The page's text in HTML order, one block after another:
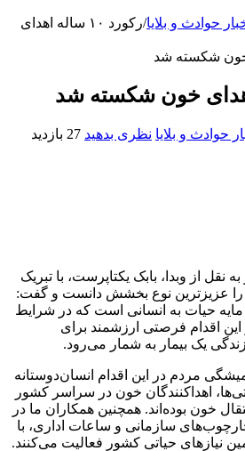
حوادث و بلایا/
رکورد ۱۰ ساله اهدای
حوادث و بلایا نظری بدهید 27 بازدید
از وبدا، بابک یکتاپرست، با تبریک
عزیزترین نوع بخشش دانست و گفت:
مایه حیات به انسانی است که در شرایط
اقدام فرصتی ارزشمند برای
یک بیمار به شمار می‌رود.
مردم در این اقدام انسان‌دوستانه
اهداکنندگان خون در سراسر کشور
خون بوده‌اند. همچنین همکاران ما در
سازمانی و ساعات اداری، با
نیازهای حیاتی کشور فعالیت می‌کنند.